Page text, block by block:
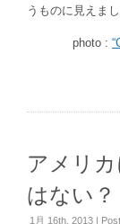
うものに見えまし
photo :
アメリ
はない？
1月 16th, 2013 |